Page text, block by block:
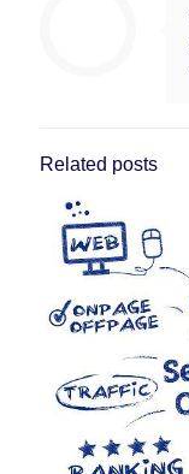
Related posts